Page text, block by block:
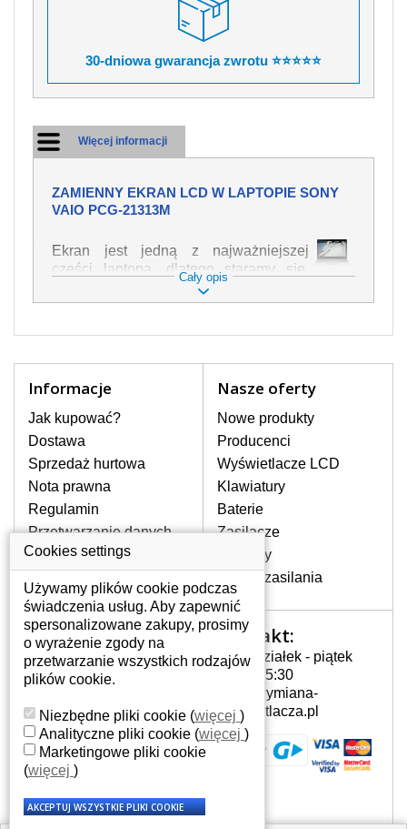
30-dniowa gwarancja zwrotu ⭐⭐⭐⭐⭐
Więcej informacji
ZAMIENNY EKRAN LCD W LAPTOPIE SONY
VAIO PCG-21313M
Ekran jest jedną z najważniejszej
części laptopa, dlatego staramy się,
żeby był jak najwyższej jakości. Służy
on do wyświetlania tekstu lub obrazu w
z nim z jak największą ostrożnością. Do
zaliczyć uszkodzenia mechaniczne np.
rozbity lub pęknięty ekran, następnie
pojawiające się pionowe pasy, ciemny
ekran, migotanie lub nierównomierną
jasność ekranu.
NAJWYZSZEJ JAKOŚCI!
W naszym magazynie przez
cały okres gwarancji posiadamy
wyłącznie wysokiej jakości
oryginalne matryce klasy A+ bez
wadliwych pikseli.
JAK WYBRAĆ ODPOWIEDNI EKRAN
DO LAPTOPA SONY VAIO PCG-
Odpowiedni ekran można dobrać do
konkretnego modelu laptopa, którego
oznaczenie można znaleźć na naklejce
na spodzie laptopa lub pod baterią, bywa
obudowie klawiatury. Jeżeli zepsuty lub
Cały opis
Informacje
Jak kupować?
Dostawa
Sprzedaż hurtowa
Nota prawna
Regulamin
Przetwarzanie danych
osobowych
Gdzie nas znajdziesz
Nasze oferty
Nowe produkty
Producenci
Wyświetlacze LCD
Klawiatury
Baterie
Zasilacze
Zawiasy
Złącza zasilania
Twoje konto
Twoje konto
Dane osobowe
Adresy
Historia zamówień
Kontakt:
Poniedziałek - piątek
7:00 - 15:30
info@wymiana-
wyswietlacza.pl
Cookies settings
Używamy plików cookie podczas
świadczenia usług. Aby zapewnić
spersonalizowane zakupy, prosimy
o wyrażenie zgody na
przetwarzanie wszystkich rodzajów
plików cookie.
Niezbędne pliki cookie (więcej )
Analityczne pliki cookie (więcej )
Marketingowe pliki cookie
(więcej )